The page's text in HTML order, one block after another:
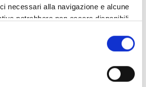
necessari alla navigazione e alcune
potrebbero non essere disponibili.
FSE+ 21-27_aggiornato al 31.0
FSE+ 21-27_aggiornato al 31.0